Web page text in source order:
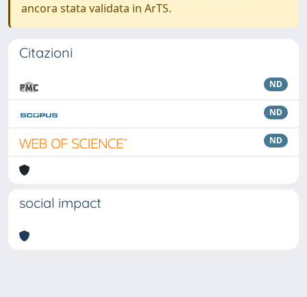
ancora stata validata in ArTS.
Citazioni
ND
ND
ND
social impact